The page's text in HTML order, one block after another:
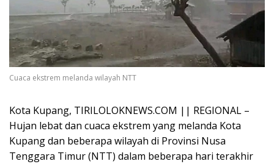
Cuaca ekstrem melanda wilayah NTT
Kota Kupang, TIRILOLOKNEWS.COM || REGIONAL –
Hujan lebat dan cuaca ekstrem yang melanda Kota
Kupang dan beberapa wilayah di Provinsi Nusa
Tenggara Timur (NTT) dalam beberapa hari terakhir